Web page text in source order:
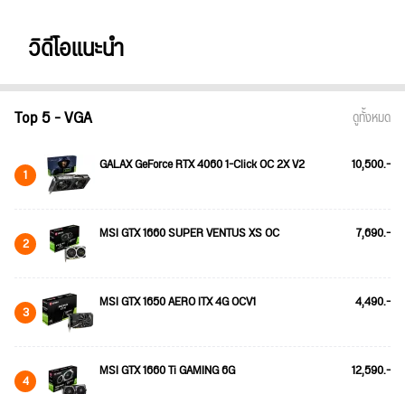
วิดีโอแนะนำ
Top 5 - VGA ดูทั้งหมด
1 GALAX GeForce RTX 4060 1-Click OC 2X V2 10,500.-
2 MSI GTX 1660 SUPER VENTUS XS OC 7,690.-
3 MSI GTX 1650 AERO ITX 4G OCV1 4,490.-
4 MSI GTX 1660 Ti GAMING 6G 12,590.-